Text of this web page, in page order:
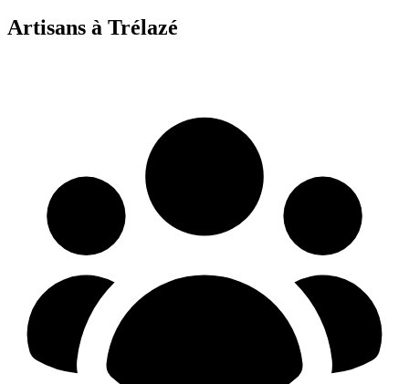
Artisans à Trélazé